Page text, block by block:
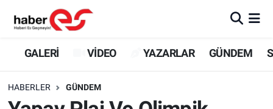
GALERİ VİDEO YAZARLAR GÜNDEM
HABERLER GÜNDEM
GALERİ
Eskişehir Nöbetçi Eczaneler